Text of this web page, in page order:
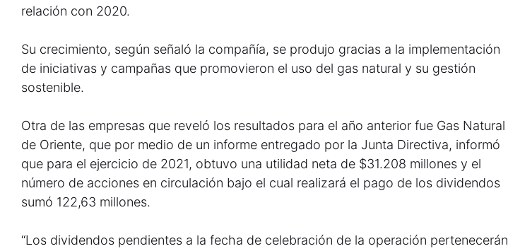
relación con 2020.
Su crecimiento, según señaló la compañía, se produjo gracias a la implementación
de iniciativas y campañas que promovieron el uso del gas natural y su gestión
sostenible.
Otra de las empresas que reveló los resultados para el año anterior fue Gas Natural
de Oriente, que por medio de un informe entregado por la Junta Directiva, informó
que para el ejercicio de 2021, obtuvo una utilidad neta de $31.208 millones y el
número de acciones en circulación bajo el cual realizará el pago de los dividendos
sumó 122,63 millones.
“Los dividendos pendientes a la fecha de celebración de la operación pertenecerán